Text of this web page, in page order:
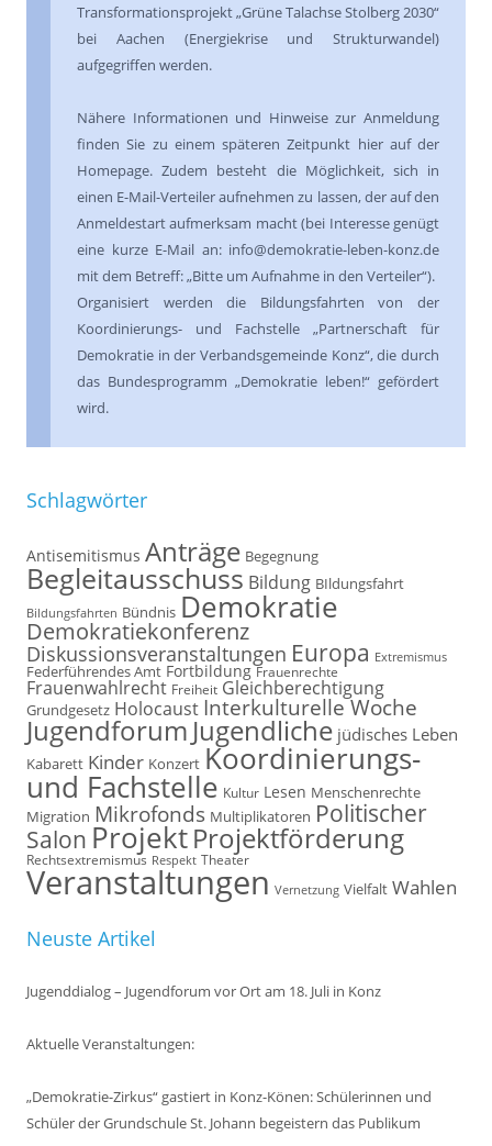
Transformationsprojekt „Grüne Talachse Stolberg 2030“
bei Aachen (Energiekrise und Strukturwandel)
aufgegriffen werden.
Nähere Informationen und Hinweise zur Anmeldung
finden Sie zu einem späteren Zeitpunkt hier auf der
Homepage. Zudem besteht die Möglichkeit, sich in
einen E-Mail-Verteiler aufnehmen zu lassen, der auf den
Anmeldestart aufmerksam macht (bei Interesse genügt
eine kurze E-Mail an: info@demokratie-leben-konz.de
mit dem Betreff: „Bitte um Aufnahme in den Verteiler“).
Organisiert werden die Bildungsfahrten von der
Koordinierungs- und Fachstelle „Partnerschaft für
Demokratie in der Verbandsgemeinde Konz“, die durch
das Bundesprogramm „Demokratie leben!“ gefördert
wird.
Schlagwörter
Antisemitismus Anträge Begegnung
Begleitausschuss Bildung BIldungsfahrt
Bildungsfahrten Bündnis Demokratie
Demokratiekonferenz
Diskussionsveranstaltungen Europa Extremismus
Federführendes Amt Fortbildung Frauenrechte
Frauenwahlrecht Freiheit Gleichberechtigung
Grundgesetz Holocaust Interkulturelle Woche
Jugendforum Jugendliche jüdisches Leben
Kabarett Kinder Konzert Koordinierungs-
und Fachstelle Kultur Lesen Menschenrechte
Migration Mikrofonds Multiplikatoren Politischer
Salon ProjektProjektförderung
Rechtsextremismus Respekt Theater
Veranstaltungen Vernetzung Vielfalt Wahlen
Neuste Artikel
Jugenddialog – Jugendforum vor Ort am 18. Juli in Konz
Aktuelle Veranstaltungen:
„Demokratie-Zirkus“ gastiert in Konz-Könen: Schülerinnen und
Schüler der Grundschule St. Johann begeistern das Publikum